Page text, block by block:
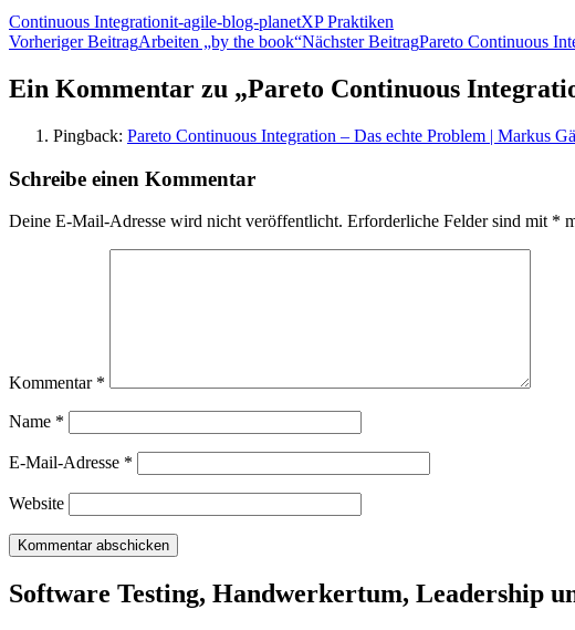
Continuous Integrationit-agile-blog-planetXP Praktiken
Beitragsnavigation
Vorheriger BeitragArbeiten „by the book“Nächster BeitragPareto Continuous
Ein Kommentar zu „Pareto Continuous
Pingback: Pareto Continuous Integration – Das echte Problem | Markus
Schreibe einen Kommentar
Deine E-Mail-Adresse wird nicht veröffentlicht. Erforderliche Felder sind mit *
Kommentar *
Name *
E-Mail-Adresse *
Website
Software Testing, Handwerkertum, Leadership